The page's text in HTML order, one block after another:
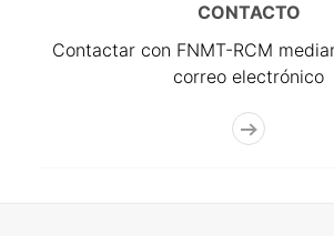
CONTACTO
Contactar con FNMT-RCM
correo electrónico